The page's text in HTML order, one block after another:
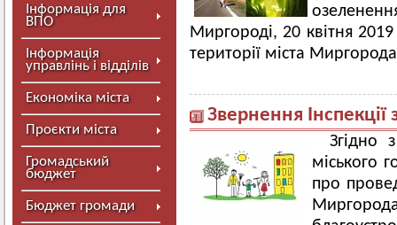
Інформація для
ВПО
Інформація
управлінь і відділів
Економіка міста
Проєкти міста
Громадський
бюджет
Бюджет громади
Миргороді, 20 квітня
території міста
Звернення Інспекції
Згідно
міського
про